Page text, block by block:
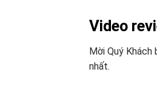
Video
Mời Quý
nhất.